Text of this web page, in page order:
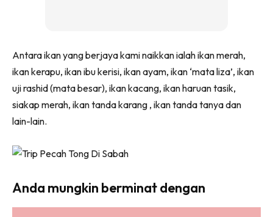
Antara ikan yang berjaya kami naikkan ialah ikan merah,
ikan kerapu, ikan ibu kerisi, ikan ayam, ikan ‘mata liza’, ikan
uji rashid (mata besar), ikan kacang, ikan haruan tasik,
siakap merah, ikan tanda karang , ikan tanda tanya dan
lain-lain.
Anda mungkin berminat dengan